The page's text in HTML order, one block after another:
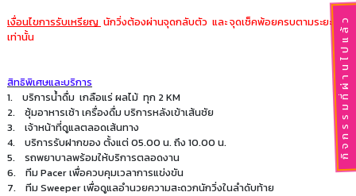
เงื่อนไขการรับเหรียญ นักวิ่งต้องผ่านจุดกลับตัว และ จุดเช็คพ้อยครบตามระยะทาง
เท่านั้น
สิทธิพิเศษและบริการ
1. บริการน้ำดื่ม เกลือแร่ ผลไม้ ทุก 2 KM
2. ซุ้มอาหารเช้า เครื่องดื่ม บริการหลังเข้าเส้นชัย
3. เจ้าหน้าที่ดูแลตลอดเส้นทาง
4. บริการรับฝากของ ตั้งแต่ 05.00 น. ถึง 10.00 น.
5. รถพยาบาลพร้อมให้บริการตลอดงาน
6. ทีม Pacer เพื่อควบคุมเวลาการแข่งขัน
7. ทีม Sweeper เพื่อดูแลอำนวยความสะดวกนักวิ่งในลำดับท้าย
กิจกรรมที่ผ่านไปแล้ว